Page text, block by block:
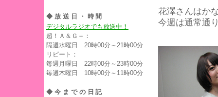
◆放送日・時間
デジタルラジオでも放送中！
超！Ａ＆Ｇ＋：
隔週水曜日 20時00分～21時00分
リピート：
毎週月曜日 22時00分～23時00分
毎週木曜日 10時00分～11時00分
◆今までの日記
花澤さんはか
今週は通常通